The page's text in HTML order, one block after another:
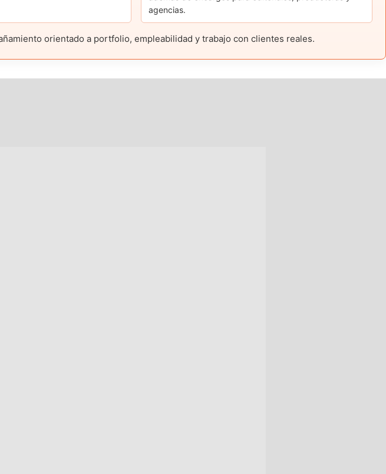
agencias.
orientado a portfolio, empleabilidad y trabajo con clientes reales.